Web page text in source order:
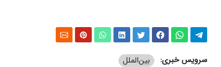
سرویس خبری: بین‌الملل